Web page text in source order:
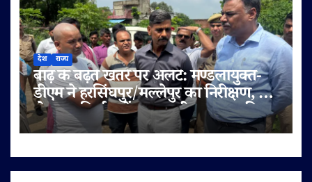
देश राज्य
बाढ़ के बढ़ते खतरे पर अलर्ट: मण्डलायुक्त-
डीएम ने हरसिंघपुर/मल्लेपुर का निरीक्षण, 6
लेन पुल निर्माण में लापरवाही पर FIR की
चेतावनी